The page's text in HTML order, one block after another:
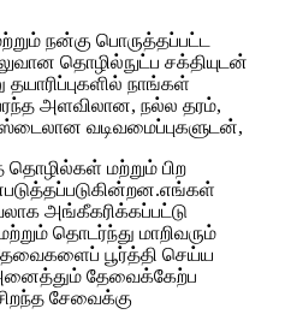
நன்கு பொருத்தப்பட்ட
தொழில்நுட்ப சக்தியுடன்
நாங்கள்
அளவிலான, நல்ல தரம்,
வடிவமைப்புகளுடன்,
தொழில்கள் மற்றும் பிற
அங்கீகரிக்கப்பட்டு
தொடர்ந்து மாறிவரும்
பூர்த்தி செய்ய
அனைத்தும் தேவைக்கேற்ப
சேவைக்கு